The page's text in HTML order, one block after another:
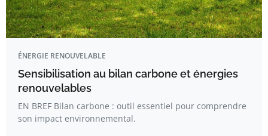
ÉNERGIE RENOUVELABLE
Sensibilisation au bilan carbone et énergies
renouvelables
EN BREF Bilan carbone : outil essentiel pour comprendre
son impact environnemental.